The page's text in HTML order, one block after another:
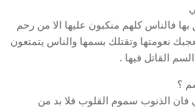
بها فالناس كلهم منكبون عليها الا من رحم
نعومتها وتقتلك بسمها والناس يتمتعون
القاتل فيها .
؟
فان الذنوب سموم القلوب فلا بد من